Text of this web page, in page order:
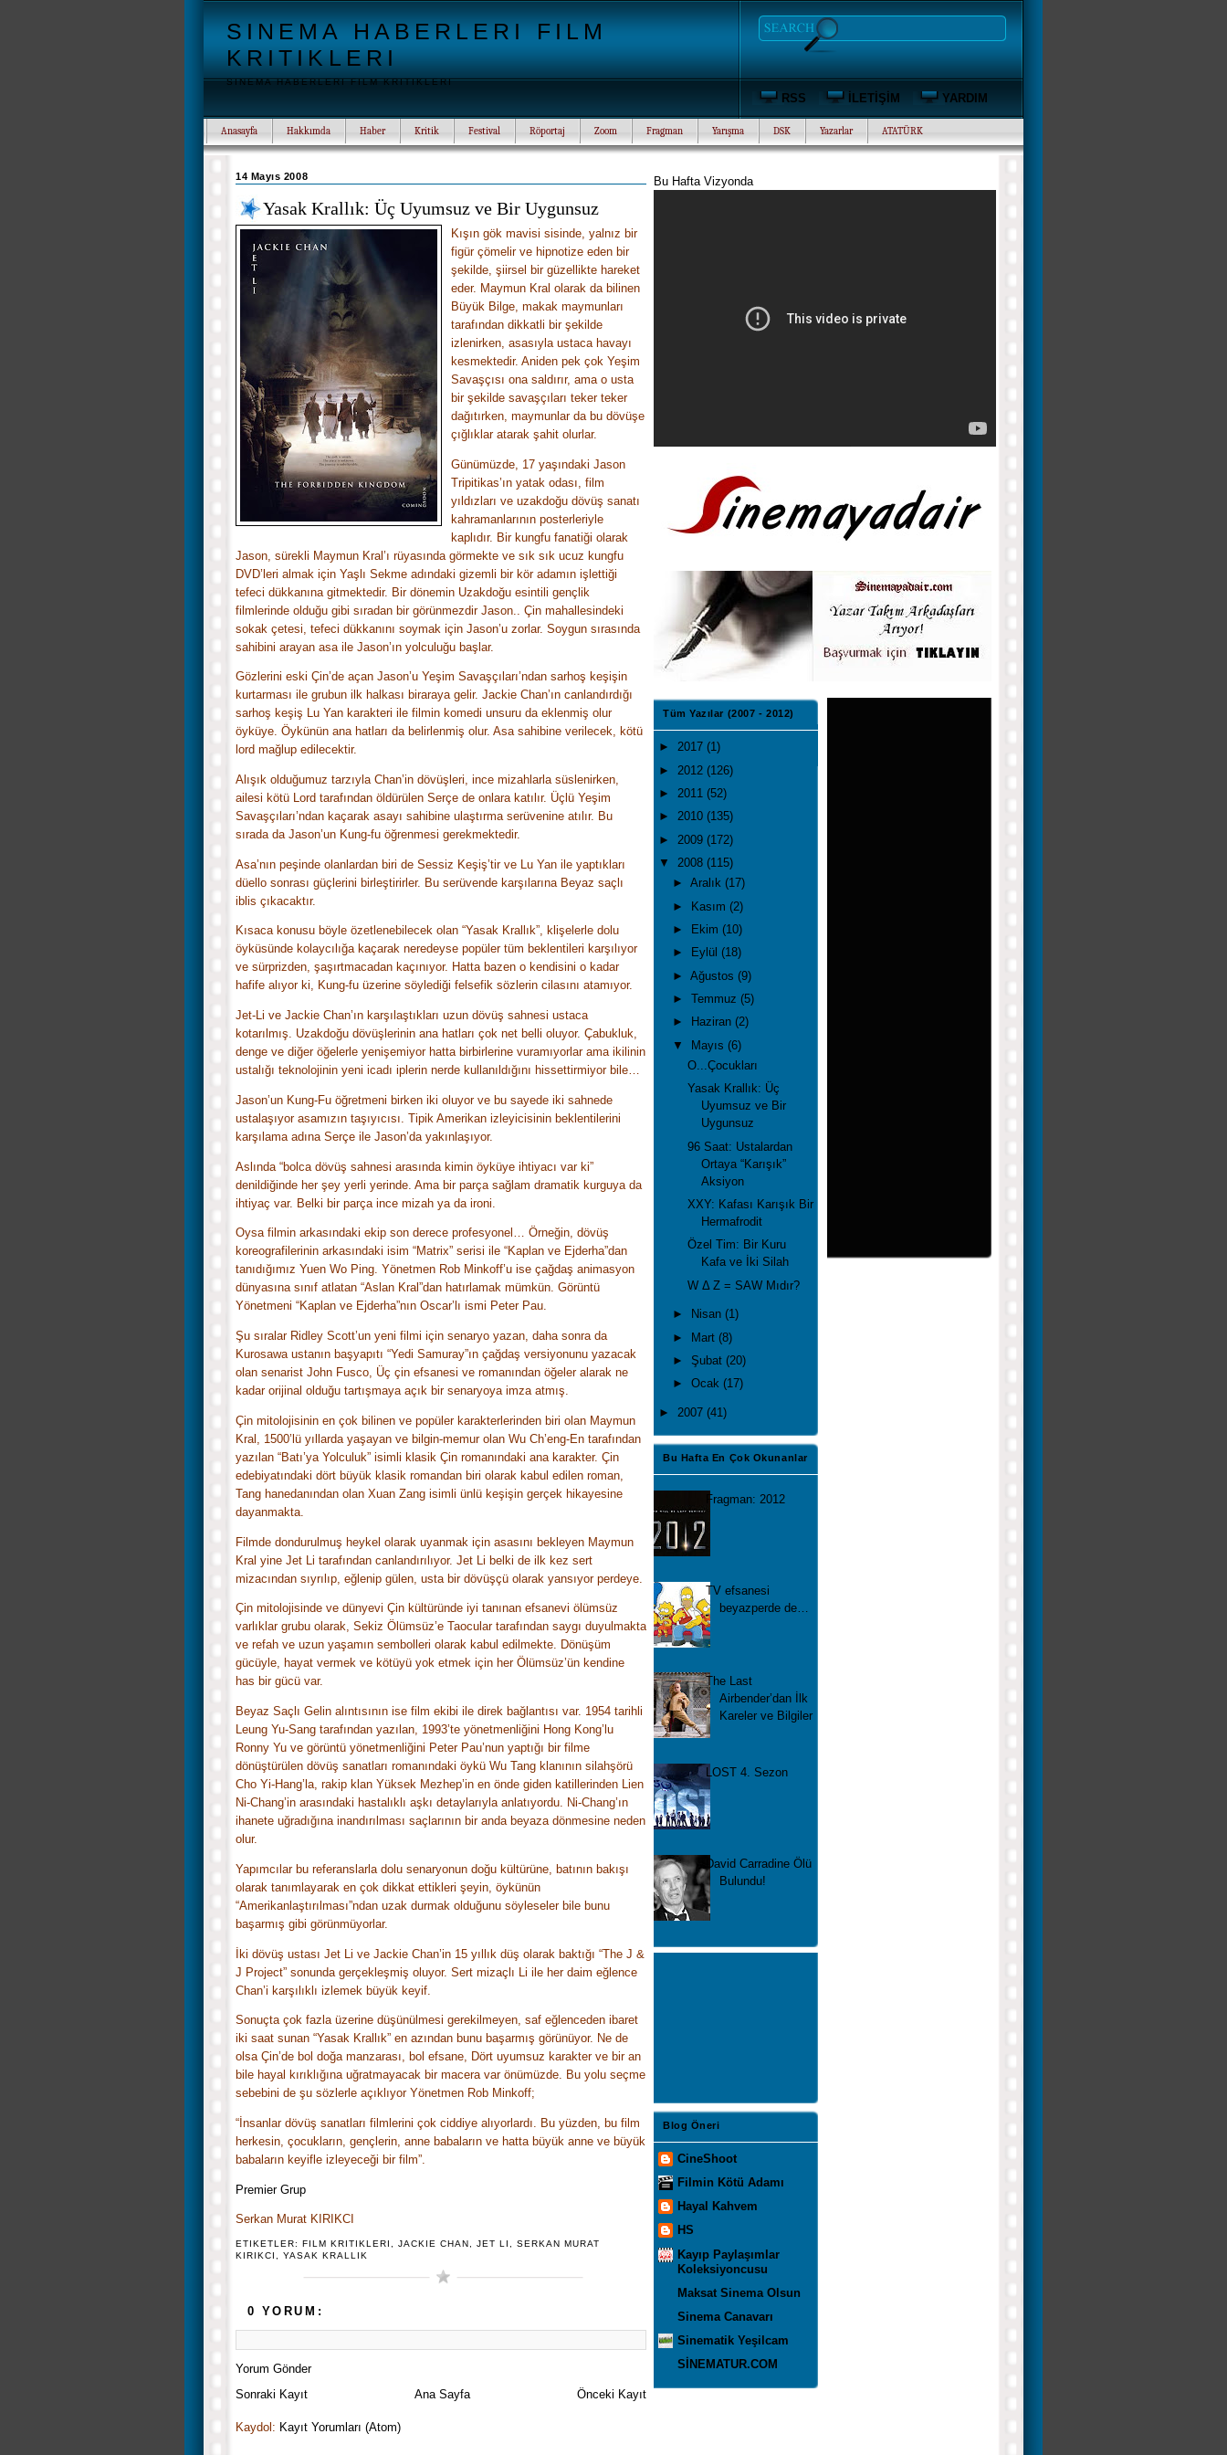
SINEMA HABERLERI FILM
KRITIKLERI
SINEMA HABERLERI FILM KRITIKLERI
RSS İLETİŞİM YARDIM
Anasayfa Hakkımda Haber Kritik Festival Röportaj Zoom Fragman Yarışma DSK Yazarlar ATATÜRK
14 Mayıs 2008
Yasak Krallık: Üç Uyumsuz ve Bir Uygunsuz
Kışın gök mavisi sisinde, yalnız bir
figür çömelir ve hipnotize eden bir
şekilde, şiirsel bir güzellikte hareket
eder. Maymun Kral olarak da bilinen
Büyük Bilge, makak maymunları
tarafından dikkatli bir şekilde
izlenirken, asasıyla ustaca havayı
kesmektedir. Aniden pek çok Yeşim
Savaşçısı ona saldırır, ama o usta
bir şekilde savaşçıları teker teker
dağıtırken, maymunlar da bu dövüşe
çığlıklar atarak şahit olurlar.
Günümüzde, 17 yaşındaki Jason
Tripitikas’ın yatak odası, film
yıldızları ve uzakdoğu dövüş sanatı
kahramanlarının posterleriyle
kaplıdır. Bir kungfu fanatiği olarak
Jason, sürekli Maymun Kral’ı rüyasında görmekte ve sık sık ucuz kungfu
DVD’leri almak için Yaşlı Sekme adındaki gizemli bir kör adamın işlettiği
tefeci dükkanına gitmektedir. Bir dönemin Uzakdoğu esintili gençlik
filmlerinde olduğu gibi sıradan bir görünmezdir Jason.. Çin mahallesindeki
sokak çetesi, tefeci dükkanını soymak için Jason’u zorlar. Soygun sırasında
sahibini arayan asa ile Jason’ın yolculuğu başlar.
Gözlerini eski Çin’de açan Jason’u Yeşim Savaşçıları’ndan sarhoş keşişin
kurtarması ile grubun ilk halkası biraraya gelir. Jackie Chan’ın canlandırdığı
sarhoş keşiş Lu Yan karakteri ile filmin komedi unsuru da eklenmiş olur
öyküye. Öykünün ana hatları da belirlenmiş olur. Asa sahibine verilecek, kötü
lord mağlup edilecektir.
Alışık olduğumuz tarzıyla Chan’in dövüşleri, ince mizahlarla süslenirken,
ailesi kötü Lord tarafından öldürülen Serçe de onlara katılır. Üçlü Yeşim
Savaşçıları’ndan kaçarak asayı sahibine ulaştırma serüvenine atılır. Bu
sırada da Jason’un Kung-fu öğrenmesi gerekmektedir.
Asa’nın peşinde olanlardan biri de Sessiz Keşiş’tir ve Lu Yan ile yaptıkları
düello sonrası güçlerini birleştirirler. Bu serüvende karşılarına Beyaz saçlı
iblis çıkacaktır.
Kısaca konusu böyle özetlenebilecek olan “Yasak Krallık”, klişelerle dolu
öyküsünde kolaycılığa kaçarak neredeyse popüler tüm beklentileri karşılıyor
ve sürprizden, şaşırtmacadan kaçınıyor. Hatta bazen o kendisini o kadar
hafife alıyor ki, Kung-fu üzerine söylediği felsefik sözlerin cilasını atamıyor.
Jet-Li ve Jackie Chan’ın karşılaştıkları uzun dövüş sahnesi ustaca
kotarılmış. Uzakdoğu dövüşlerinin ana hatları çok net belli oluyor. Çabukluk,
denge ve diğer öğelerle yenişemiyor hatta birbirlerine vuramıyorlar ama ikilinin
ustalığı teknolojinin yeni icadı iplerin nerde kullanıldığını hissettirmiyor bile…
Jason’un Kung-Fu öğretmeni birken iki oluyor ve bu sayede iki sahnede
ustalaşıyor asamızın taşıyıcısı. Tipik Amerikan izleyicisinin beklentilerini
karşılama adına Serçe ile Jason’da yakınlaşıyor.
Aslında “bolca dövüş sahnesi arasında kimin öyküye ihtiyacı var ki”
denildiğinde her şey yerli yerinde. Ama bir parça sağlam dramatik kurguya da
ihtiyaç var. Belki bir parça ince mizah ya da ironi.
Oysa filmin arkasındaki ekip son derece profesyonel… Örneğin, dövüş
koreografilerinin arkasındaki isim “Matrix” serisi ile “Kaplan ve Ejderha”dan
tanıdığımız Yuen Wo Ping. Yönetmen Rob Minkoff’u ise çağdaş animasyon
dünyasına sınıf atlatan “Aslan Kral”dan hatırlamak mümkün. Görüntü
Yönetmeni “Kaplan ve Ejderha”nın Oscar’lı ismi Peter Pau.
Şu sıralar Ridley Scott’un yeni filmi için senaryo yazan, daha sonra da
Kurosawa ustanın başyapıtı “Yedi Samuray”ın çağdaş versiyonunu yazacak
olan senarist John Fusco, Üç çin efsanesi ve romanından öğeler alarak ne
kadar orijinal olduğu tartışmaya açık bir senaryoya imza atmış.
Çin mitolojisinin en çok bilinen ve popüler karakterlerinden biri olan Maymun
Kral, 1500’lü yıllarda yaşayan ve bilgin-memur olan Wu Ch’eng-En tarafından
yazılan “Batı’ya Yolculuk” isimli klasik Çin romanındaki ana karakter. Çin
edebiyatındaki dört büyük klasik romandan biri olarak kabul edilen roman,
Tang hanedanından olan Xuan Zang isimli ünlü keşişin gerçek hikayesine
dayanmakta.
Filmde dondurulmuş heykel olarak uyanmak için asasını bekleyen Maymun
Kral yine Jet Li tarafından canlandırılıyor. Jet Li belki de ilk kez sert
mizacından sıyrılıp, eğlenip gülen, usta bir dövüşçü olarak yansıyor perdeye.
Çin mitolojisinde ve dünyevi Çin kültüründe iyi tanınan efsanevi ölümsüz
varlıklar grubu olarak, Sekiz Ölümsüz’e Taocular tarafından saygı duyulmakta
ve refah ve uzun yaşamın sembolleri olarak kabul edilmekte. Dönüşüm
gücüyle, hayat vermek ve kötüyü yok etmek için her Ölümsüz’ün kendine
has bir gücü var.
Beyaz Saçlı Gelin alıntısının ise film ekibi ile direk bağlantısı var. 1954 tarihli
Leung Yu-Sang tarafından yazılan, 1993’te yönetmenliğini Hong Kong’lu
Ronny Yu ve görüntü yönetmenliğini Peter Pau’nun yaptığı bir filme
dönüştürülen dövüş sanatları romanındaki öykü Wu Tang klanının silahşörü
Cho Yi-Hang’la, rakip klan Yüksek Mezhep’in en önde giden katillerinden Lien
Ni-Chang’in arasındaki hastalıklı aşkı detaylarıyla anlatıyordu. Ni-Chang’ın
ihanete uğradığına inandırılması saçlarının bir anda beyaza dönmesine neden
olur.
Yapımcılar bu referanslarla dolu senaryonun doğu kültürüne, batının bakışı
olarak tanımlayarak en çok dikkat ettikleri şeyin, öykünün
“Amerikanlaştırılması”ndan uzak durmak olduğunu söyleseler bile bunu
başarmış gibi görünmüyorlar.
İki dövüş ustası Jet Li ve Jackie Chan’in 15 yıllık düş olarak baktığı “The J &
J Project” sonunda gerçekleşmiş oluyor. Sert mizaçlı Li ile her daim eğlence
Chan’i karşılıklı izlemek büyük keyif.
Sonuçta çok fazla üzerine düşünülmesi gerekilmeyen, saf eğlenceden ibaret
iki saat sunan “Yasak Krallık” en azından bunu başarmış görünüyor. Ne de
olsa Çin’de bol doğa manzarası, bol efsane, Dört uyumsuz karakter ve bir an
bile hayal kırıklığına uğratmayacak bir macera var önümüzde. Bu yolu seçme
sebebini de şu sözlerle açıklıyor Yönetmen Rob Minkoff;
“İnsanlar dövüş sanatları filmlerini çok ciddiye alıyorlardı. Bu yüzden, bu film
herkesin, çocukların, gençlerin, anne babaların ve hatta büyük anne ve büyük
babaların keyifle izleyeceği bir film”.
Premier Grup
Serkan Murat KIRIKCI
ETIKETLER: FILM KRITIKLERI JACKIE CHAN JET LI
SERKAN MURAT
KIRIKCI
YASAK KRALLIK
0 YORUM:
Yorum Gönder
Sonraki Kayıt
Önceki Kayıt
Ana Sayfa
Kaydol: Kayıt Yorumları (Atom)
Bu Hafta Vizyonda
Tüm Yazılar (2007 - 2012)
► 2017 (1)
► 2012 (126)
► 2011 (52)
► 2010 (135)
► 2009 (172)
▼ 2008 (115)
►Aralık(17)
► Kasım(2)
►
Ekim(10)
►
Eylül(18)
►Ağustos(9)
►Temmuz(5)
►
Haziran(2)
▼ Mayıs(6)
O...Çocukları
Yasak Krallık: Üç
Uyumsuz ve Bir
Uygunsuz
96 Saat: Ustalardan
Ortaya “Karışık”
Aksiyon
XXY: Kafası Karışık Bir
Hermafrodit
Özel Tim: Bir Kuru
Kafa ve İki Silah
W Δ Z = SAW Mıdır?
► Nisan(1)
► Mart(8)
►Şubat(20)
►Ocak(17)
► 2007 (41)
Bu Hafta En Çok Okunanlar
Fragman: 2012
TV efsanesi
beyazperde de…
The Last
Airbender’dan İlk
Kareler ve Bilgiler
LOST 4. Sezon
David Carradine Ölü
Bulundu!
Blog Öneri
CineShoot
Filmin Kötü Adamı
Hayal Kahvem
HS
Kayıp Paylaşımlar
Koleksiyoncusu
Maksat Sinema Olsun
Sinema Canavarı
Sinematik Yeşilcam
SİNEMATUR.COM